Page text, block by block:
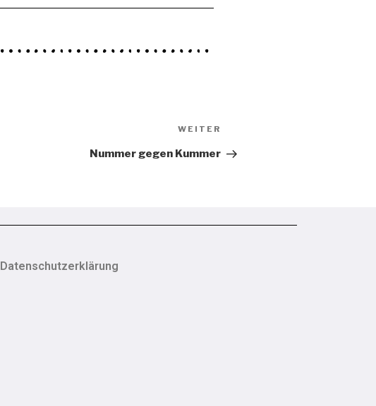
WEITER
Nummer gegen Kummer
Datenschutzerklärung